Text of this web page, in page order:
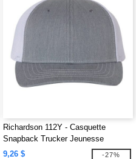
Richardson 112Y - Casquette
Snapback Trucker Jeunesse
9,26 $
-27%